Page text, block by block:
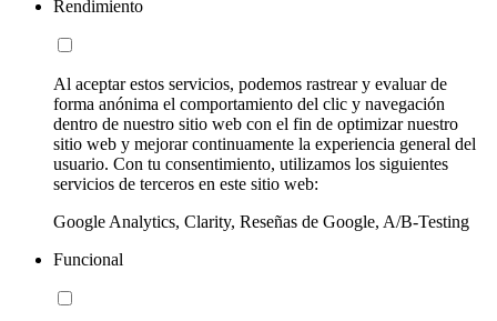
Rendimiento
Al aceptar estos servicios, podemos rastrear y evaluar de
forma anónima el comportamiento del clic y navegación
dentro de nuestro sitio web con el fin de optimizar nuestro
sitio web y mejorar continuamente la experiencia general del
usuario. Con tu consentimiento, utilizamos los siguientes
servicios de terceros en este sitio web:
Google Analytics, Clarity, Reseñas de Google, A/B-Testing
Funcional